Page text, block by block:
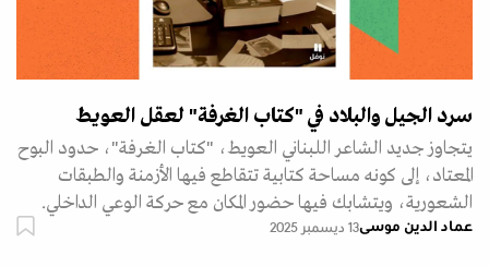
سرد الجيل والبلاد في "كتاب الغرفة" لعقل العويط
يتجاوز جديد الشاعر اللبناني العويط، "كتاب الغرفة"، حدود البوح
المعتاد، إلى كونه مساحة كتابية تتقاطع فيها الأزمنة والطبقات
الشعورية، ويتشابك فيها حضور المكان مع حركة الوعي الداخلي.
عماد الدين موسى13 ديسمبر 2025